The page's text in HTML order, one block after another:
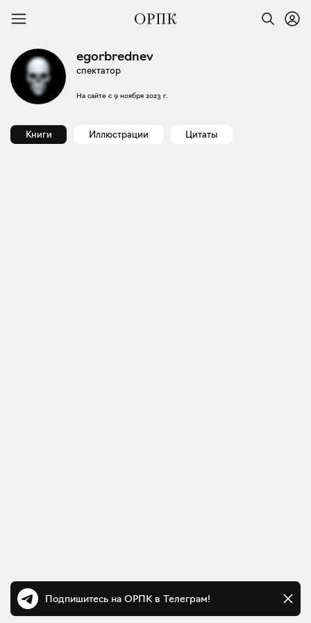
egorbrednev
спектатор
На сайте с 9 ноября 2023 г.
Книги Иллюстрации Цитаты
Подпишитесь на ОРПК в Телеграм!